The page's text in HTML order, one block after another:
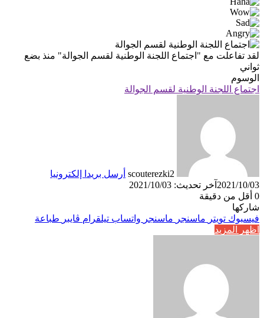
لقد تفاعلت مع "اجتماع اللجنة الوطنية لقسم الجوالة" منذ بضع
ثواني
الوسوم
اجتماع اللجنة الوطنية لقسم الجوالة
scouterezki2 أرسل بريدا إلكترونيا
2021/10/03 آخر تحديث: 2021/10/03
0 أقل من دقيقة
شاركها
فيسبوك تويتر ماسنجر ماسنجر واتساب تيلقرام ڤايبر طباعة
اظهر المزيد